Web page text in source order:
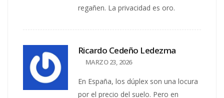
regañen. La privacidad es oro.
Ricardo Cedeño Ledezma
MARZO 23, 2026
En España, los dúplex son una locura
por el precio del suelo. Pero en